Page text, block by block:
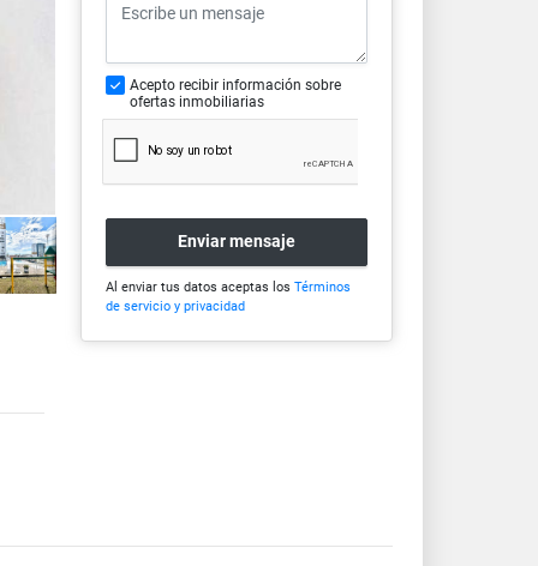
Acepto recibir información sobre
ofertas inmobiliarias
Enviar mensaje
Al enviar tus datos aceptas los Términos
de servicio y privacidad